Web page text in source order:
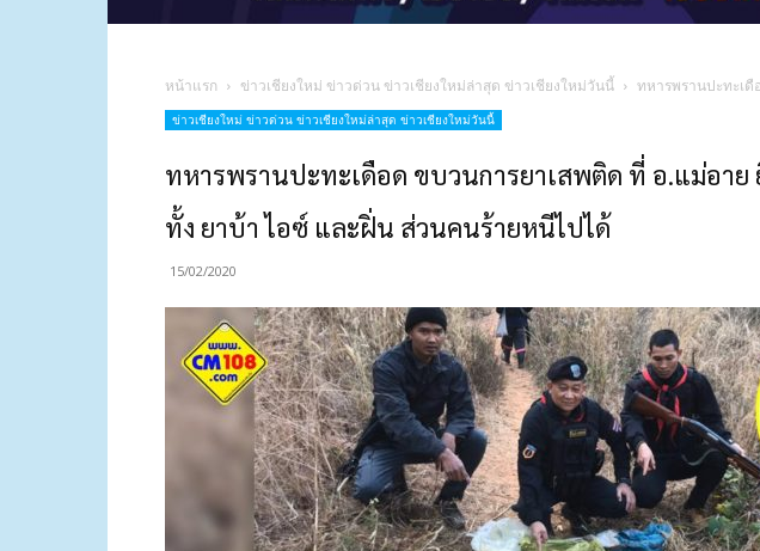
หน้าแรก ข่าวเชียงใหม่ ข่าวด่วน ข่าวเชียงใหม่ล่าสุด ข่าวเชียงใหม่วันนี้ ทหารพรานปะทะเ
ข่าวเชียงใหม่ ข่าวด่วน ข่าวเชียงใหม่ล่าสุด ข่าวเชียงใหม่วันนี้
ทหารพรานปะทะเดือด ขบวนการยาเสพติด ที่ อ.แม่อาย
ทั้ง ยาบ้า ไอซ์ และฝิ่น ส่วนคนร้ายหนีไปได้
15/02/2020